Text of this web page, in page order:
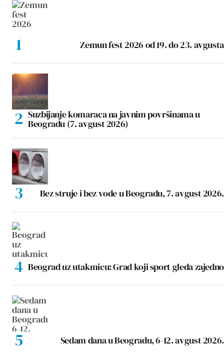
Zemun fest 2026 od 19. do 23. avgusta
Suzbijanje komaraca na javnim površinama u
Beogradu (7. avgust 2026)
Bez struje i bez vode u Beogradu, 7. avgust 2026.
Beograd uz utakmicu: Grad koji sport gleda zajedno
Sedam dana u Beogradu, 6-12. avgust 2026.